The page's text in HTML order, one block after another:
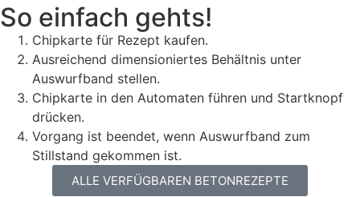
So einfach gehts!
Chipkarte für Rezept kaufen.
Ausreichend dimensioniertes Behältnis unter
Auswurfband stellen.
Chipkarte in den Automaten führen und Startknopf
drücken.
Vorgang ist beendet, wenn Auswurfband zum
Stillstand gekommen ist.
ALLE VERFÜGBAREN BETONREZEPTE